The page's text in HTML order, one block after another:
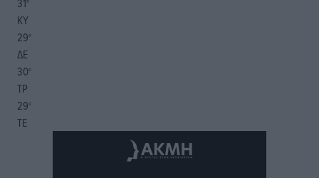
°
ΚΥ
29°
ΔΕ
30°
ΤΡ
29°
ΤΕ